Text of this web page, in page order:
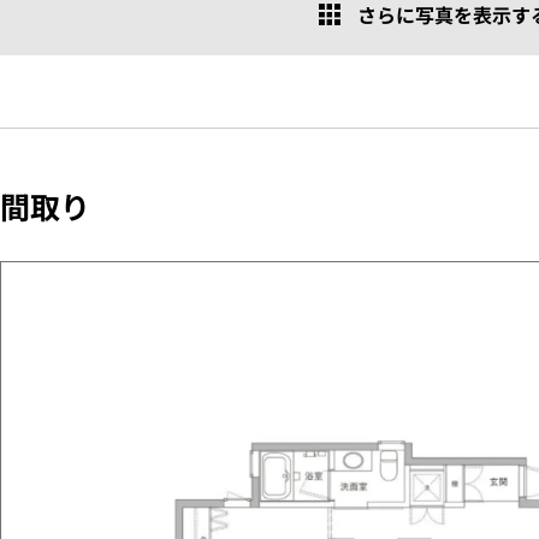
さらに写真を表示す
間取り